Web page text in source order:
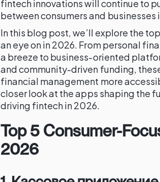
fintech innovations will continue to
between consumers and
In this blog post, we’ll explore the
an eye on in 2026. From personal
a breeze to business-oriented
and community-driven funding,
financial management more
closer look at the apps shaping the
driving fintech in 2026.
Top 5 Consumer-
2026